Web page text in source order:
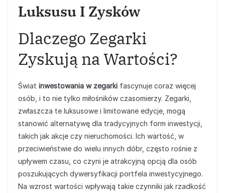
Luksusu I Zysków
Dlaczego Zegarki
Zyskują na Wartości?
Świat inwestowania w zegarki fascynuje coraz więcej
osób, i to nie tylko miłośników czasomierzy. Zegarki,
zwłaszcza te luksusowe i limitowane edycje, mogą
stanowić alternatywę dla tradycyjnych form inwestycji,
takich jak akcje czy nieruchomości. Ich wartość, w
przeciwieństwie do wielu innych dóbr, często rośnie z
upływem czasu, co czyni je atrakcyjną opcją dla osób
poszukujących dywersyfikacji portfela inwestycyjnego.
Na wzrost wartości wpływają takie czynniki jak rzadkość